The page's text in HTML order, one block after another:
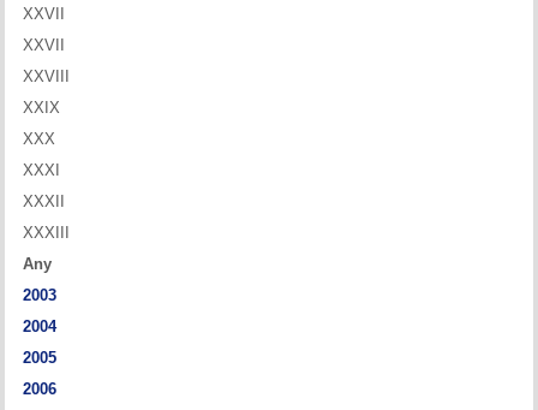
Escacs Actius
INFORMACIÓ
Història del club
Memòries
Teoria i problemes
XXVII
XXVII
XXVIII
XXIX
XXX
XXXI
XXXII
XXXIII
Any
2003
2004
2005
2006